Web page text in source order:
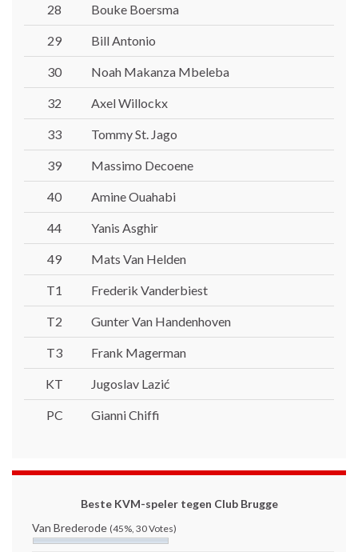
28 Bouke Boersma
29 Bill Antonio
30 Noah Makanza Mbeleba
32 Axel Willockx
33 Tommy St. Jago
39 Massimo Decoene
40 Amine Ouahabi
44 Yanis Asghir
49 Mats Van Helden
T1 Frederik Vanderbiest
T2 Gunter Van Handenhoven
T3 Frank Magerman
KT Jugoslav Lazić
PC Gianni Chiffi
Beste KVM-speler tegen Club Brugge
Van Brederode (45%, 30 Votes)